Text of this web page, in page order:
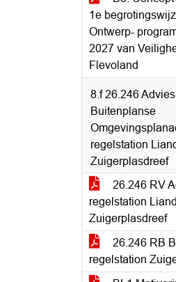
1e
Ontwerp-
2027 van
Flevoland
8.f 26.246
Buitenplanse
regelstation
Zuigerplasdreef
26.246 RV
regelstation
Zuigerplasdreef
26.246 RB
regelstation